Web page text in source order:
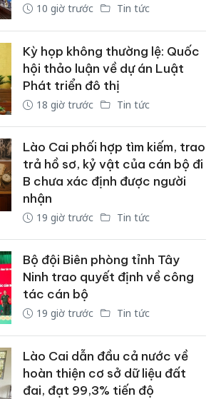
10 giờ trước Tin tức
Kỳ họp không thường lệ: Quốc
hội thảo luận về dự án Luật
Phát triển đô thị
18 giờ trước Tin tức
Lào Cai phối hợp tìm kiếm, trao
trả hồ sơ, kỷ vật của cán bộ đi
B chưa xác định được người
nhận
19 giờ trước Tin tức
Bộ đội Biên phòng tỉnh Tây
Ninh trao quyết định về công
tác cán bộ
19 giờ trước Tin tức
Lào Cai dẫn đầu cả nước về
hoàn thiện cơ sở dữ liệu đất
đai, đạt 99,3% tiến độ